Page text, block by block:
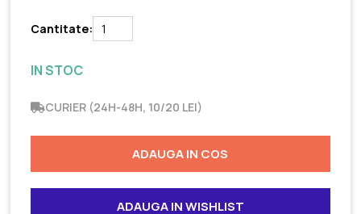
Cantitate:
IN STOC
CURIER (24H-48H, 10/20 LEI)
ADAUGA IN COS
ADAUGA IN WISHLIST